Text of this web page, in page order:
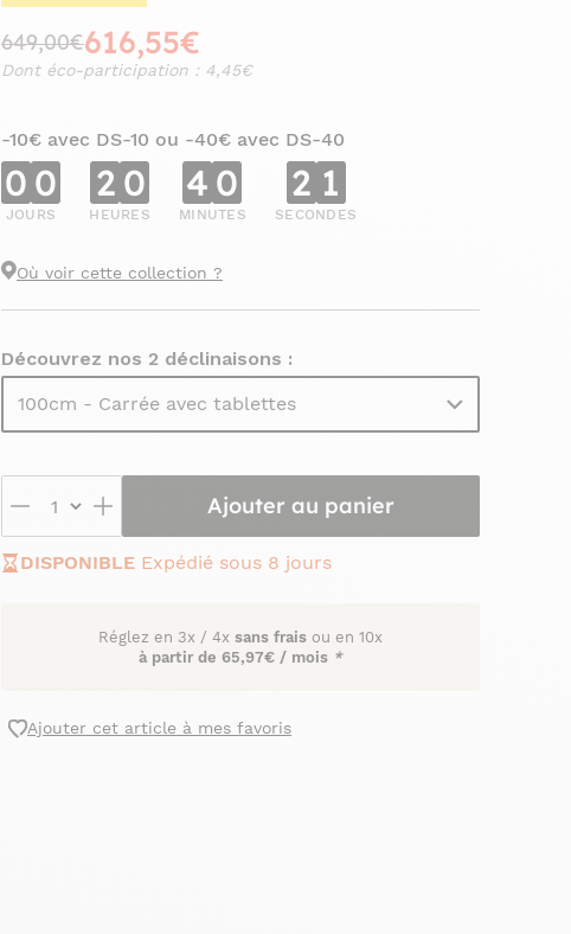
649,00€616,55€
Dont éco-participation : 4,45€
-10€ avec DS-10 ou -40€ avec DS-40
0 0
JOURS
2 0
HEURES
4 0
MINUTES
1 9
SECONDES
Où voir cette collection ?
Découvrez nos 2 déclinaisons :
100cm - Carrée avec tablettes
Ajouter au panier
DISPONIBLE Expédié sous 8 jours
Réglez en 3x / 4x sans frais ou en 10x
à partir de 65,97€ / mois *
Ajouter cet article à mes favoris